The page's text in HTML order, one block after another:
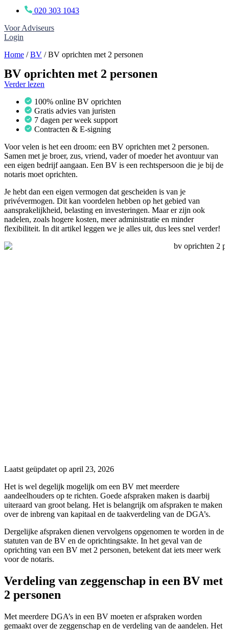
020 303 1043
Voor Adviseurs
Login
Home /BV /BV oprichten met 2 personen
BV oprichten met 2 personen
Verder lezen
100% online BV oprichten
Gratis advies van juristen
7 dagen per week support
Contracten & E-signing
Voor velen is het een droom: een BV oprichten met 2 personen.
Samen met je broer, zus, vriend, vader of moeder het avontuur van
een eigen bedrijf aangaan. Een BV is een rechtspersoon die je bij de
notaris moet oprichten.
Je hebt dan een eigen vermogen dat gescheiden is van je
privévermogen. Dit kan voordelen hebben op het gebied van
aansprakelijkheid, belasting en investeringen. Maar er zijn ook
nadelen, zoals hogere kosten, meer administratie en minder
flexibiliteit. In dit artikel leggen we je alles uit, dus lees snel verder!
Laatst geüpdatet op april 23, 2026
Het is wel degelijk mogelijk om een BV met meerdere
aandeelhouders op te richten. Goede afspraken maken is daarbij
uiteraard van groot belang. Het is belangrijk om afspraken te maken
over de inbreng van kapitaal en de taakverdeling van de DGA’s.
Dergelijke afspraken dienen vervolgens opgenomen te worden in de
statuten van de BV en de oprichtingsakte. In het geval van de
oprichting van een BV met 2 personen, betekent dat iets meer werk
voor de notaris.
Verdeling van zeggenschap in een BV met
2 personen
Met meerdere DGA’s in een BV moeten er afspraken worden
gemaakt over de zeggenschap en de verdeling van de aandelen. Het